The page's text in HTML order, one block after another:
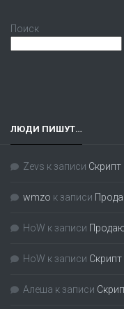
Поиск
ЛЮДИ ПИШУТ…
Zevs к записи Скрипт
wmzo к записи
HoW к записи
HoW к записи
Алеша к записи